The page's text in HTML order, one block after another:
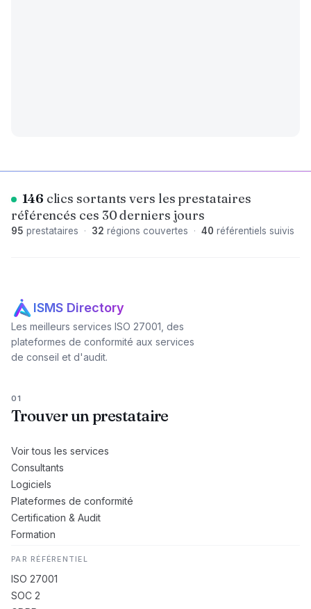
146 clics sortants vers les prestataires
référencés ces 30 derniers jours
95 prestataires · 32 régions couvertes · 40 référentiels suivis
ISMS Directory
Les meilleurs services ISO 27001, des
plateformes de conformité aux services
de conseil et d'audit.
01
Trouver un prestataire
Voir tous les services
Consultants
Logiciels
Plateformes de conformité
Certification & Audit
Formation
PAR RÉFÉRENTIEL
ISO 27001
SOC 2